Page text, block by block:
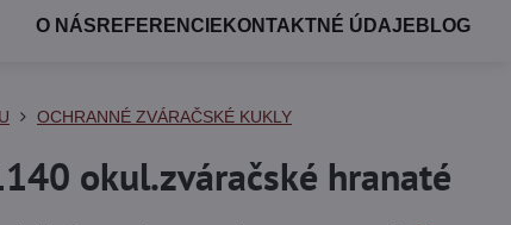
O NÁS REFERENCIE KONTAKTNÉ ÚDAJE BLOG
OCHRANNÉ ZVÁRAČSKÉ KUKLY
okul.zváračské hranaté